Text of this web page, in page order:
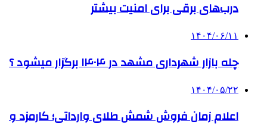
درب‌های برقی برای امنیت بیشتر
۱۴۰۴/۰۶/۱۱
چله بازار شهرداری مشهد در ۱۴۰۴ برگزار میشود ؟
۱۴۰۴/۰۵/۲۲
اعلام زمان فروش شمش طلای وارداتی؛ کارمزد و